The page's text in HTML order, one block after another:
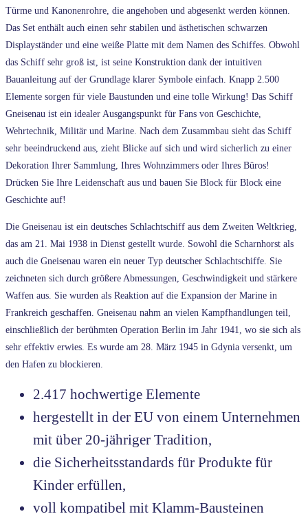
Türme und Kanonenrohre, die angehoben und abgesenkt werden können.
Das Set enthält auch einen sehr stabilen und ästhetischen schwarzen
Displayständer und eine weiße Platte mit dem Namen des Schiffes. Obwohl
das Schiff sehr groß ist, ist seine Konstruktion dank der intuitiven
Bauanleitung auf der Grundlage klarer Symbole einfach. Knapp 2.500
Elemente sorgen für viele Baustunden und eine tolle Wirkung! Das Schiff
Gneisenau ist ein idealer Ausgangspunkt für Fans von Geschichte,
Wehrtechnik, Militär und Marine. Nach dem Zusammbau sieht das Schiff
sehr beeindruckend aus, zieht Blicke auf sich und wird sicherlich zu einer
Dekoration Ihrer Sammlung, Ihres Wohnzimmers oder Ihres Büros!
Drücken Sie Ihre Leidenschaft aus und bauen Sie Block für Block eine
Geschichte auf!
Die Gneisenau ist ein deutsches Schlachtschiff aus dem Zweiten Weltkrieg,
das am 21. Mai 1938 in Dienst gestellt wurde. Sowohl die Scharnhorst als
auch die Gneisenau waren ein neuer Typ deutscher Schlachtschiffe. Sie
zeichneten sich durch größere Abmessungen, Geschwindigkeit und stärkere
Waffen aus. Sie wurden als Reaktion auf die Expansion der Marine in
Frankreich geschaffen. Gneisenau nahm an vielen Kampfhandlungen teil,
einschließlich der berühmten Operation Berlin im Jahr 1941, wo sie sich als
sehr effektiv erwies. Es wurde am 28. März 1945 in Gdynia versenkt, um
den Hafen zu blockieren.
2.417 hochwertige Elemente
hergestellt in der EU von einem Unternehmen
mit über 20-jähriger Tradition,
die Sicherheitsstandards für Produkte für
Kinder erfüllen,
voll kompatibel mit Klamm-Bausteinen